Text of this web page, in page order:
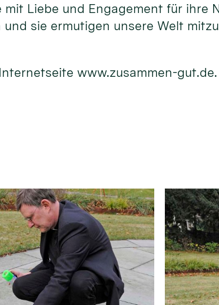
Liebe und Engagement für ihre
sie ermutigen unsere Welt
www.zusammen-gut.de.